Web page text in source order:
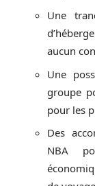
Une
aucun
Une
groupe
pour les
Des
NBA